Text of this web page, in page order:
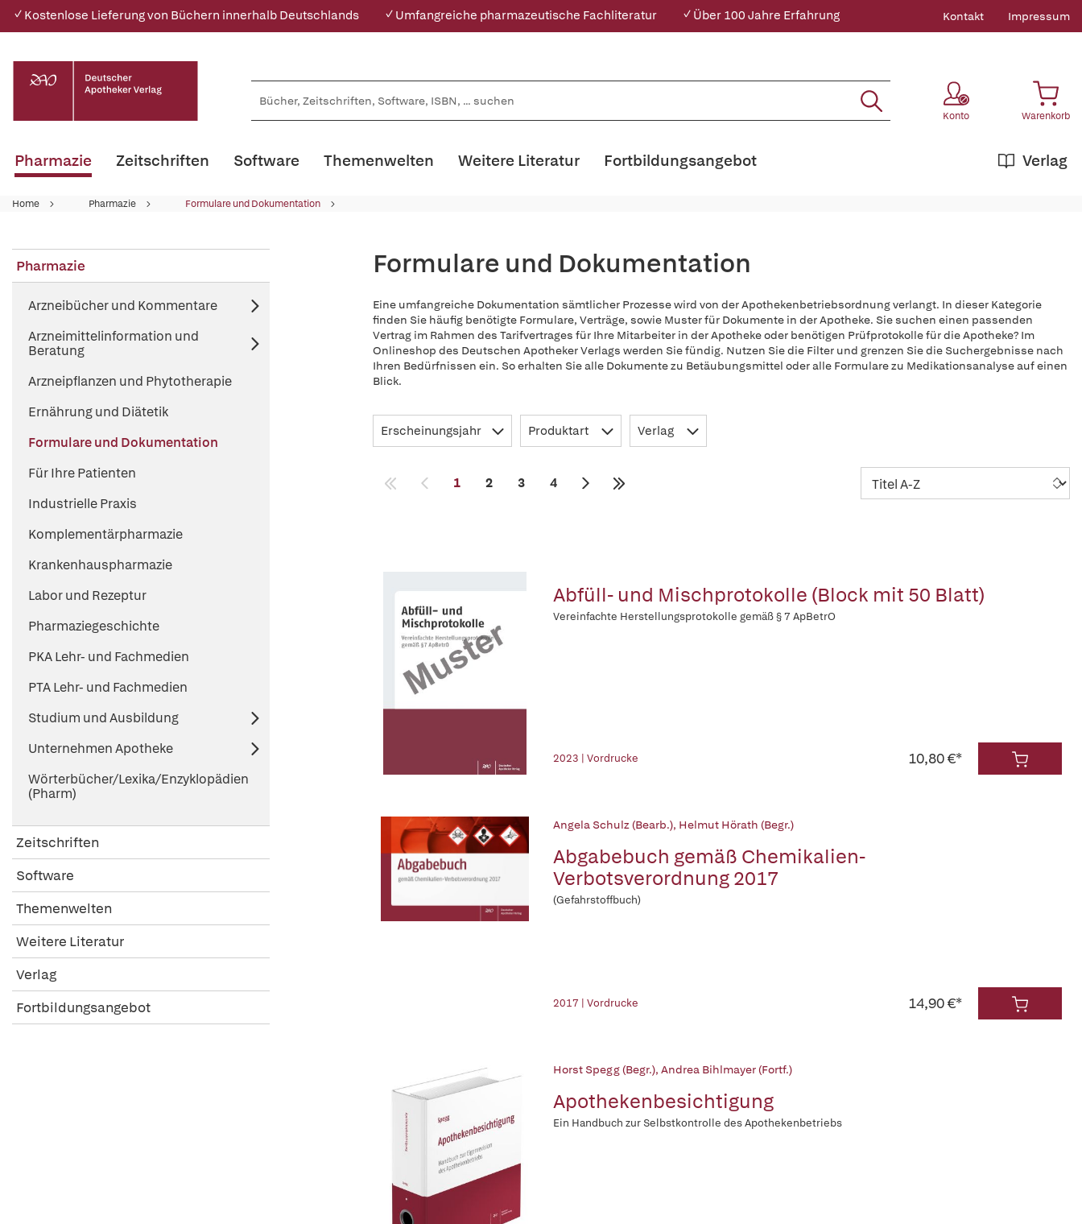
✓ Kostenlose Lieferung von Büchern innerhalb Deutschlands ✓ Umfangreiche pharmazeutische Fachliteratur ✓ Über 100 Jahre Erfahrung Kontakt Impressum
Konto Warenkorb
Pharmazie Zeitschriften Software Themenwelten Weitere Literatur Verlag
Fortbildungsangebot
Home Pharmazie Formulare und Dokumentation
Pharmazie
Arzneibücher und Kommentare
Arzneimittelinformation und
Beratung
Arzneipflanzen und Phytotherapie
Ernährung und Diätetik
Formulare und Dokumentation
Für Ihre Patienten
Industrielle Praxis
Komplementärpharmazie
Krankenhauspharmazie
Labor und Rezeptur
Pharmaziegeschichte
PKA Lehr- und Fachmedien
PTA Lehr- und Fachmedien
Studium und Ausbildung
Unternehmen Apotheke
Wörterbücher/Lexika/Enzyklopädien
(Pharm)
Zeitschriften
Software
Themenwelten
Weitere Literatur
Verlag
Fortbildungsangebot
Formulare und Dokumentation
Eine umfangreiche Dokumentation sämtlicher Prozesse wird von der Apothekenbetriebsordnung verlangt. In dieser Kategorie
finden Sie häufig benötigte Formulare, Verträge, sowie Muster für Dokumente in der Apotheke. Sie suchen einen passenden
Vertrag im Rahmen des Tarifvertrages für Ihre Mitarbeiter in der Apotheke oder benötigen Prüfprotokolle für die Apotheke? Im
Onlineshop des Deutschen Apotheker Verlags werden Sie fündig. Nutzen Sie die Filter und grenzen Sie die Suchergebnisse nach
Ihren Bedürfnissen ein. So erhalten Sie alle Dokumente zu Betäubungsmittel oder alle Formulare zu Medikationsanalyse auf einen
Blick.
Erscheinungsjahr Produktart Verlag
1 2 3 4
Abfüll- und Mischprotokolle (Block mit 50 Blatt)
Vereinfachte Herstellungsprotokolle gemäß § 7 ApBetrO
2023 | Vordrucke 10,80 €*
Angela Schulz (Bearb.), Helmut Hörath (Begr.)
Abgabebuch gemäß Chemikalien-
Verbotsverordnung 2017
(Gefahrstoffbuch)
2017 | Vordrucke 14,90 €*
Horst Spegg (Begr.), Andrea Bihlmayer (Fortf.)
Apothekenbesichtigung
Ein Handbuch zur Selbstkontrolle des Apothekenbetriebs